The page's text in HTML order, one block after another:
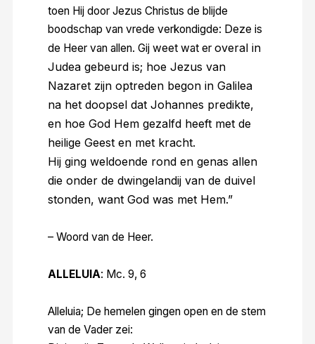
toen Hij door Jezus Christus de blijde
boodschap van vrede verkondigde: Deze is
de Heer van allen. Gij weet wat eroveral in
Judea gebeurd is; hoe Jezus van
Nazaret zijn optreden begon in Galilea
na het doopsel dat Johannes predikte,
en hoe God Hem gezalfd heeft met de
heilige Geest en met kracht.
Hij ging weldoende rond en genas allen
die onder de dwingelandij van de duivel
stonden, want God was met Hem.”
– Woord van de Heer.
ALLELUIA: Mc. 9, 6
Alleluia; De hemelen gingen open en de stem
van de Vader zei: